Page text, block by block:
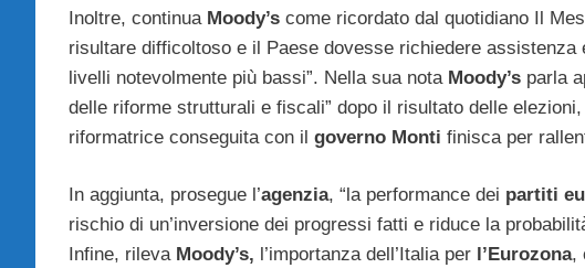
Inoltre, continua Moody’s come ricordato dal quotidiano Il
risultare difficoltoso e il Paese dovesse richiedere
livelli notevolmente più bassi”. Nella sua notaMoody’s parla
delle riforme strutturali e fiscali” dopo il risultato delle
riformatrice conseguita con il governo Monti finisca per
In aggiunta, prosegue l’agenzia, “la performance dei partiti
rischio di un’inversione dei progressi fatti e riduce la
Infine, rilevaMoody’s, l’importanza dell’Italia per l’Eurozona,